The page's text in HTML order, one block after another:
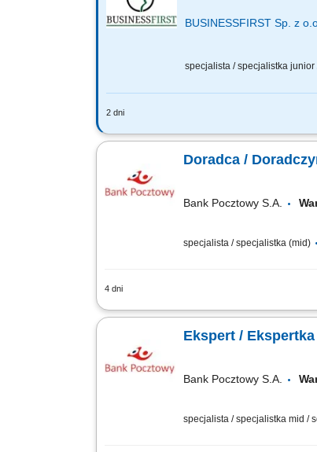
BUSINESSFIRST Sp. z
specjalista / specjalistka junior
2 dni
Opis stanowiska
Doradca /
Bank Pocztowy S.A.
specjalista / specjalistka (mid)
4 dni
Twój zakres obowiązków
Ekspert /
Bank Pocztowy S.A.
specjalista / specjalistka mid /